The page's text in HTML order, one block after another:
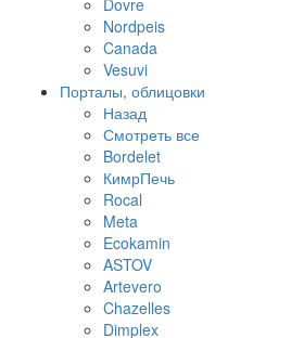
Nordpeis
Canada
Vesuvi
Порталы, облицовки
Назад
Смотреть все
Bordelet
КимрПечь
Rocal
Meta
Ecokamin
ASTOV
Artevero
Chazelles
Dimplex